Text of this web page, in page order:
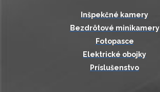
Inšpekčné kamery
Bezdrôtové minikamery
Fotopasce
Elektrické obojky
Príslušenstvo